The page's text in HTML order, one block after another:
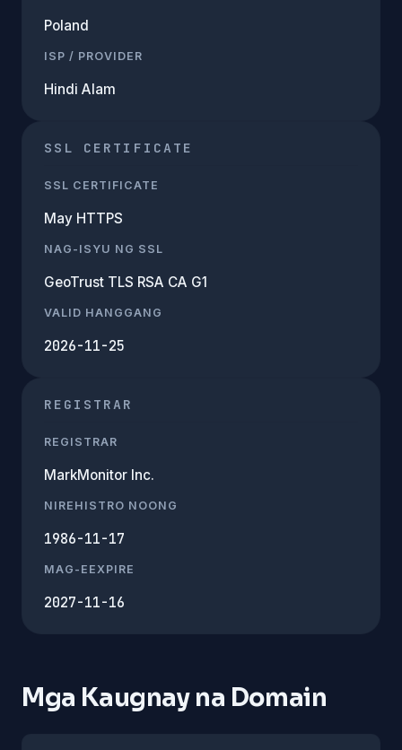
Poland
ISP / PROVIDER
Hindi Alam
SSL CERTIFICATE
SSL CERTIFICATE
May HTTPS
NAG-ISYU NG SSL
GeoTrust TLS RSA CA G1
VALID HANGGANG
2026-11-25
REGISTRAR
REGISTRAR
MarkMonitor Inc.
NIREHISTRO NOONG
1986-11-17
MAG-EEXPIRE
2027-11-16
Mga Kaugnay na Domain